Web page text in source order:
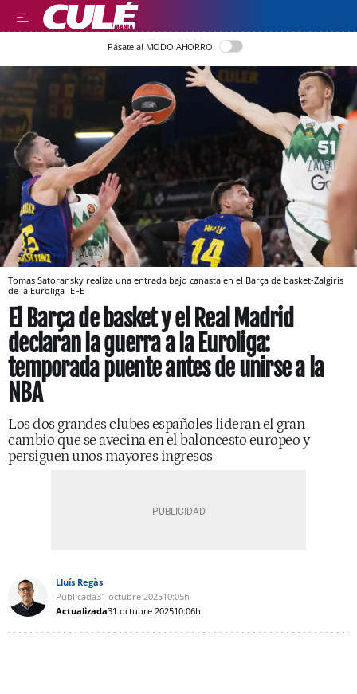
Pásate al MODO AHORRO
Tomas Satoransky realiza una entrada bajo canasta en el Barça de basket-Zalgiris
de la Euroliga EFE
El Barça de basket y el Real Madrid
declaran la guerra a la Euroliga:
temporada puente antes de unirse a la
NBA
Los dos grandes clubes españoles lideran el gran
cambio que se avecina en el baloncesto europeo y
persiguen unos mayores ingresos
Lluís Regàs
Publicada31 octubre 202510:05h
Actualizada31 octubre 202510:06h